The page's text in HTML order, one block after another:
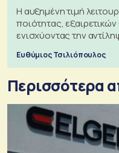
Η αυξημένη τιμή
ποιότητας,
ενισχύοντας την
Ευθύμιος Τσιλιόπουλος
Περισσότερα